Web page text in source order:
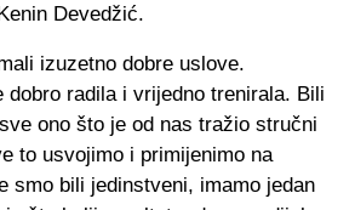
Devedžić.
izuzetno dobre uslove.
dobro radila i vrijedno trenirala. Bili
ono što je od nas tražio stručni
to usvojimo i primijenimo na
smo bili jedinstveni, imamo jedan